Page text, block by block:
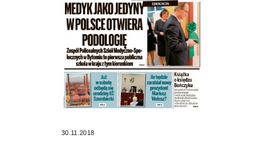
30.11.2018